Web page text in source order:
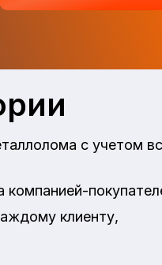
с учетом
клиенту,